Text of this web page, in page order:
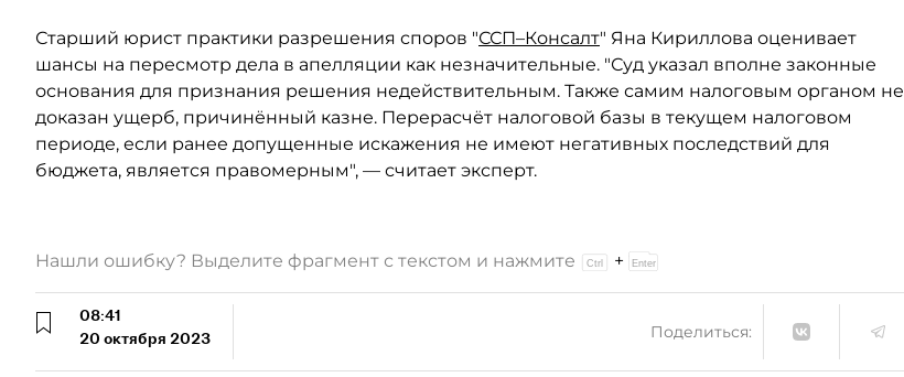
Старший юрист практики разрешения споров "ССП–Консалт" Яна Кириллова оценивает
шансы на пересмотр дела в апелляции как незначительные. "Суд указал вполне законные
основания для признания решения недействительным. Также самим налоговым органом не
доказан ущерб, причинённый казне. Перерасчёт налоговой базы в текущем налоговом
периоде, если ранее допущенные искажения не имеют негативных последствий для
бюджета, является правомерным", — считает эксперт.
Нашли ошибку? Выделите фрагмент с текстом и нажмите +
08:41
20 октября 2023
Поделиться: